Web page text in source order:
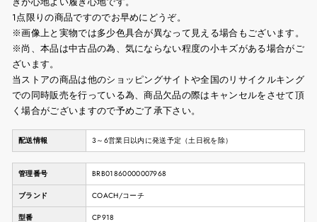
1点限りの商品ですのでお早めにどうぞ。
※画像上と実物では多少色具合が異なって見える場合もございます。
※尚、本品は中古品の為、気にならない程度の小キズがある場合がご
ざいます。
当ストアの商品は他のショッピングサイトや全国のリサイクルキング
での同時販売を行っている為、商品欠品の際はキャンセルをさせて頂
く場合がございますので予めご了承下さい。
配送情報 3～6営業日以内に発送予定（土日祝を除）
管理番号 BRB01860000007968
ブランド COACH/コーチ
型番 CP918